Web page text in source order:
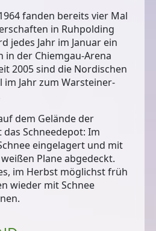
fanden bereits vier Mal
in Ruhpolding
jedes Jahr im Januar ein
in der Chiemgau-Arena
2005 sind die Nordischen
Jahr zum Warsteiner-
dem Gelände der
Schneedepot: Im
eingelagert und mit
Plane abgedeckt.
im Herbst möglichst früh
wieder mit Schnee